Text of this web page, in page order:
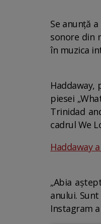
Se anunță
sonore din
în muzica
Haddaway,
piesei
Trinidad
cadrul We
Haddaway
„Abia
anului.
Instagram